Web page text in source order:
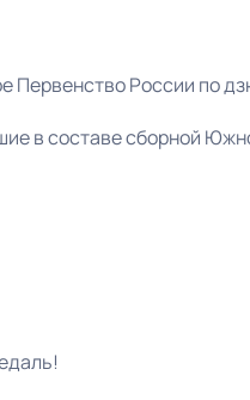
Первенство России по
в составе сборной